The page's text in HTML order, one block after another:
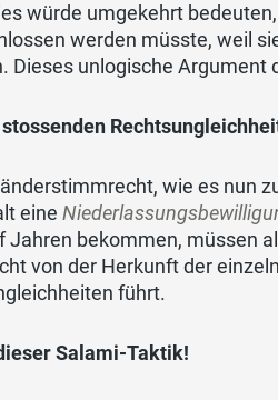
würde umgekehrt
werden müsste, weil
Dieses unlogische
wie es nun
eine
Jahren bekommen, müssen
von der Herkunft der
führt.
Salami-Taktik!